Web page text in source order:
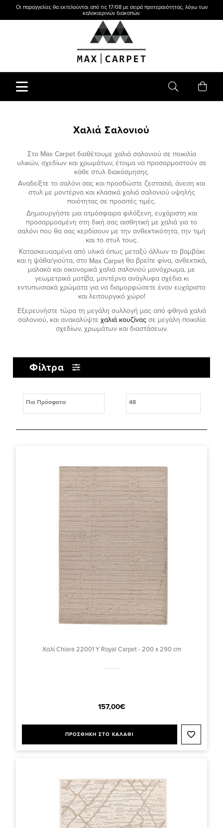
Οι παραγγελίες θα εκτελούνται από τις 17/08 με σειρά προτεραιότητας, λόγω των
καλοκαιρινών διακοπών.
Χαλιά Σαλονιού
Στο Max Carpet διαθέτουμε χαλιά σαλονιού σε ποικιλία
υλικών, σχεδίων και χρωμάτων, έτοιμα να προσαρμοστούν σε
κάθε στυλ διακόσμησης.
Αναδείξτε το σαλόνι σας και προσδώστε ζεστασιά, άνεση και
στυλ με μοντέρνα και κλασικά χαλιά σαλονιού υψηλής
ποιότητας σε προσιτές τιμές.
Δημιουργήστε μια ατμόσφαιρα φιλόξενη, ευχάριστη και
προσαρμοσμένη στη δική σας αισθητική με χαλιά για το
σαλόνι που θα σας κερδίσουν με την ανθεκτικότητα, την τιμή
και το στυλ τους.
Κατασκευασμένα από υλικά όπως μεταξύ άλλων το βαμβάκι
και η ψάθα/γιούτα, στο Max Carpet θα βρείτε φίνα, ανθεκτικά,
μαλακά και οικονομικά χαλιά σαλονιού μονόχρωμα, με
γεωμετρικά μοτίβα, μοντέρνα ανάγλυφα σχέδια κι
εντυπωσιακά χρώματα για να διαμορφώσετε έναν ευχάριστο
και λειτουργικό χώρο!
Εξερευνήστε τώρα τη μεγάλη συλλογή μας από φθηνά χαλιά
σαλονιού, και ανακαλύψτε χαλιά κουζίναςσε μεγάλη ποικιλία
σχεδίων, χρωμάτων και διαστάσεων.
Φίλτρα
Χαλί Chiara 22001 Y Royal Carpet - 200 x 290 cm
157,00€
ΠΡΟΣΘΗΚΗ ΣΤΟ ΚΑΛΑΘΙ